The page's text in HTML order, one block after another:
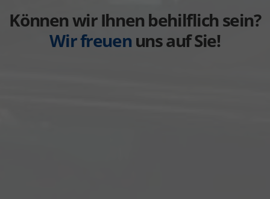
anzeigen
Können wir Ihnen behilflich sein?
Wir freuenuns auf Sie!